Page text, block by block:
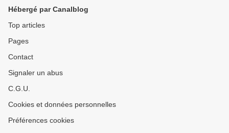
Hébergé par Canalblog
Top articles
Pages
Contact
Signaler un abus
C.G.U.
Cookies et données personnelles
Préférences cookies